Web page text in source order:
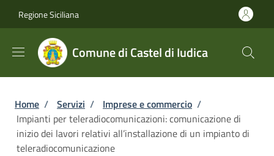
Regione Siciliana
Comune di Castel di Iudica
Briciole di pane
Home / Servizi / Imprese e commercio /
Impianti per teleradiocomunicazioni: comunicazione di
inizio dei lavori relativi all’installazione di un impianto di
teleradiocomunicazione